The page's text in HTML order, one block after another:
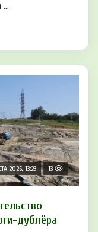
...
2026, 13:23 13
дублёра